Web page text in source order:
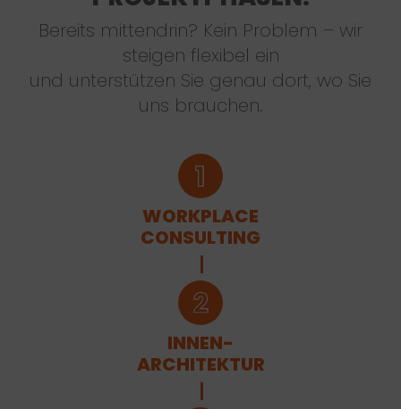
Bereits mittendrin? Kein Problem – wir
steigen flexibel ein
und unterstützen Sie genau dort, wo Sie
uns brauchen.
WORKPLACE
CONSULTING
INNEN-
ARCHITEKTUR